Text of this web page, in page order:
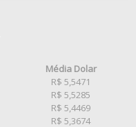
Média Dolar
R$ 5,5471
R$ 5,5285
R$ 5,4469
R$ 5,3674